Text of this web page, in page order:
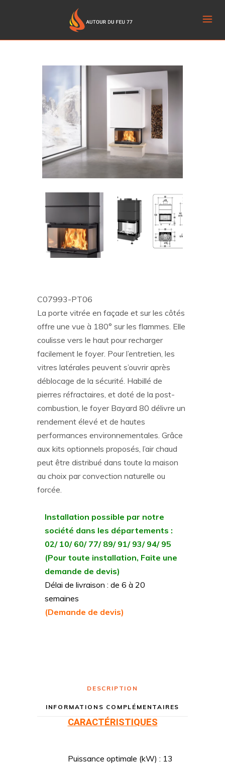
C07993-PT06
La porte vitrée en façade et sur les côtés
offre une vue à 180° sur les flammes. Elle
coulisse vers le haut pour recharger
facilement le foyer. Pour l’entretien, les
vitres latérales peuvent s’ouvrir après
déblocage de la sécurité. Habillé de
pierres réfractaires, et doté de la post-
combustion, le foyer Bayard 80 délivre un
rendement élevé et de hautes
performances environnementales. Grâce
aux kits optionnels proposés, l’air chaud
peut être distribué dans toute la maison
au choix par convection naturelle ou
forcée.
Installation possible par notre
société dans les départements :
02/ 10/ 60/ 77/ 89/ 91/ 93/ 94/ 95
(Pour toute installation, Faite une
demande de devis)
Délai de livraison : de 6 à 20
semaines
(Demande de devis)
DESCRIPTION
INFORMATIONS COMPLÉMENTAIRES
CARACTÉRISTIQUES
Puissance optimale (kW) : 13